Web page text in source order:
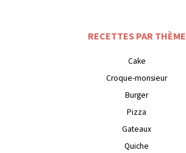
RECETTES PAR THÈME
Cake
Croque-monsieur
Burger
Pizza
Gateaux
Quiche